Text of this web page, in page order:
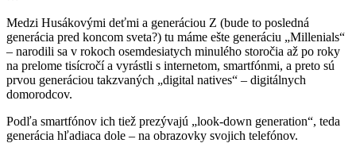
Medzi Husákovými deťmi a generáciou Z (bude to posledná
generácia pred koncom sveta?) tu máme ešte generáciu „Millenials“
– narodili sa v rokoch osemdesiatych minulého storočia až po roky
na prelome tisícročí a vyrástli s internetom, smartfónmi, a preto sú
prvou generáciou takzvaných „digital natives“ – digitálnych
domorodcov.
Podľa smartfónov ich tiež prezývajú „look-down generation“, teda
generácia hľadiaca dole – na obrazovky svojich telefónov.